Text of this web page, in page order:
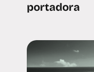
portadora